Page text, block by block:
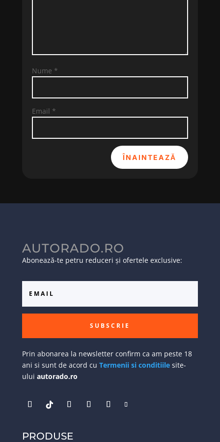
Nume *
Email *
ÎNAINTEAZĂ
AUTORADO.RO
Abonează-te petru reduceri și ofertele exclusive:
SUBSCRIE
Prin abonarea la newsletter confirm ca am peste 18
ani si sunt de acord cu Termenii si conditiilesite-
ului autorado.ro
PRODUSE